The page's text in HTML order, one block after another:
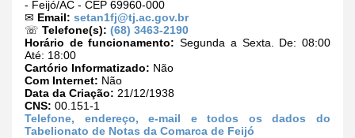
- Feijó/AC - CEP 69960-000
✉ Email: setan1fj@tj.ac.gov.br
☏ Telefone(s): (68) 3463-2190
Horário de funcionamento: Segunda a Sexta. De: 08:00
Até: 18:00
Cartório Informatizado: Não
Com Internet: Não
Data da Criação: 21/12/1938
CNS: 00.151-1
Telefone, endereço, e-mail e todos os dados do
Tabelionato de Notas da Comarca de Feijó